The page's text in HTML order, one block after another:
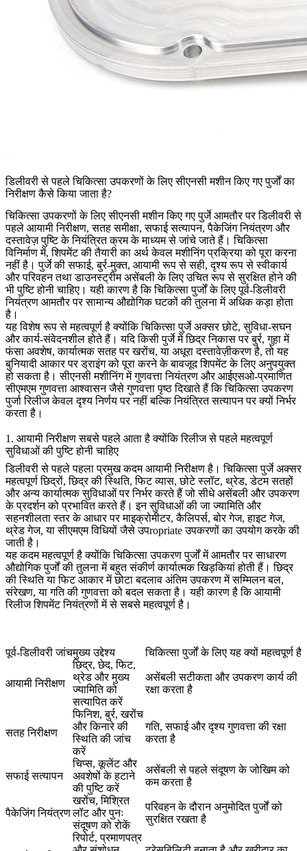
डिलीवरी से पहले चिकित्सा उपकरणों के लिए सीएनसी मशीन किए गए पुर्जों का
निरीक्षण कैसे किया जाता है?
चिकित्सा उपकरणों के लिए सीएनसी मशीन किए गए पुर्जेआमतौर पर डिलीवरी से
पहले आयामी निरीक्षण, सतह समीक्षा, सफाई सत्यापन, पैकेजिंग नियंत्रण और
दस्तावेज़ पुष्टि के नियंत्रित क्रम के माध्यम से जांचे जाते हैं। चिकित्सा
विनिर्माण में, शिपमेंट की तैयारी का अर्थ केवल मशीनिंग प्रक्रिया को पूरा करना
नहीं है। पुर्जे की सफाई, बुर्र-मुक्त, आयामी रूप से सही, दृश्य रूप से स्वीकार्य
और परिवहन तथा डाउनस्ट्रीम असेंबली के लिए उचित रूप से सुरक्षित होने की
भी पुष्टि होनी चाहिए। यही कारण है कि चिकित्सा पुर्जों के लिए पूर्व-डिलीवरी
नियंत्रण आमतौर पर सामान्य औद्योगिक घटकों की तुलना में अधिक कड़ा होता
है।
यह विशेष रूप से महत्वपूर्ण है क्योंकि चिकित्सा पुर्जे अक्सर छोटे, सुविधा-सघन
और कार्य-संवेदनशील होते हैं। यदि किसी पुर्जे में छिद्र निकास पर बुर्र, गुहा में
फंसा अवशेष, कार्यात्मक सतह पर खरोंच, या अधूरा दस्तावेज़ीकरण है, तो यह
बुनियादी आकार पर ड्राइंग को पूरा करने के बावजूद शिपमेंट के लिए अनुपयुक्त
हो सकता है।सीएनसी मशीनिंग में गुणवत्ता नियंत्रण औरआईएसओ-प्रमाणित
सीएमएम गुणवत्ता आश्वासनजैसे गुणवत्ता पृष्ठ दिखाते हैं कि चिकित्सा उपकरण
पुर्जा रिलीज केवल दृश्य निर्णय पर नहीं बल्कि नियंत्रित सत्यापन पर क्यों निर्भर
करता है।
1. आयामी निरीक्षण सबसे पहले आता है क्योंकि रिलीज से पहले महत्वपूर्ण
सुविधाओं की पुष्टि होनी चाहिए
डिलीवरी से पहले पहला प्रमुख कदम आयामी निरीक्षण है। चिकित्सा पुर्जे अक्सर
महत्वपूर्ण छिद्रों, छिद्र की स्थिति, फिट व्यास, छोटे स्लॉट, थ्रेड, डेटम सतहों
और अन्य कार्यात्मक सुविधाओं पर निर्भर करते हैं जो सीधे असेंबली और उपकरण
के प्रदर्शन को प्रभावित करते हैं। इन सुविधाओं की जा ज्यामिति और
सहनशीलता स्तर के आधार पर माइक्रोमीटर, कैलिपर्स, बोर गेज, हाइट गेज,
थ्रेड गेज, या सीएमएम विधियों जैसे उपropriate उपकरणों का उपयोग करके की
जाती है।
यह कदम महत्वपूर्ण है क्योंकि चिकित्सा उपकरण पुर्जों में आमतौर पर साधारण
औद्योगिक पुर्जों की तुलना में बहुत संकीर्ण कार्यात्मक खिड़कियां होती हैं। छिद्र
की स्थिति या फिट आकार में छोटा बदलाव अंतिम उपकरण में सम्मिलन बल,
संरेखण, या गति की गुणवत्ता को बदल सकता है। यही कारण है कि आयामी
रिलीज शिपमेंट नियंत्रणों में से सबसे महत्वपूर्ण है।
पूर्व-डिलीवरी जांचमुख्य उद्देश्य चिकित्सा पुर्जों के लिए यह क्यों महत्वपूर्ण है
आयामी निरीक्षण
छिद्र, छेद, फिट,
थ्रेड और मुख्य
ज्यामिति को
सत्यापित करें
असेंबली सटीकता और उपकरण कार्य की
रक्षा करता है
सतह निरीक्षण
फिनिश, बुर्र, खरोंच
और किनारे की
स्थिति की जांच
करें
गति, सफाई और दृश्य गुणवत्ता की रक्षा
करता है
सफाई सत्यापन
चिप्स, कूलेंट और
अवशेषों के हटाने
की पुष्टि करें
असेंबली से पहले संदूषण के जोखिम को
कम करता है
पैकेजिंग नियंत्रण
खरोंच, मिश्रित
लॉट और पुनः
संदूषण को रोकें
परिवहन के दौरान अनुमोदित पुर्जों को
सुरक्षित रखता है
रिपोर्ट, प्रमाणपत्र